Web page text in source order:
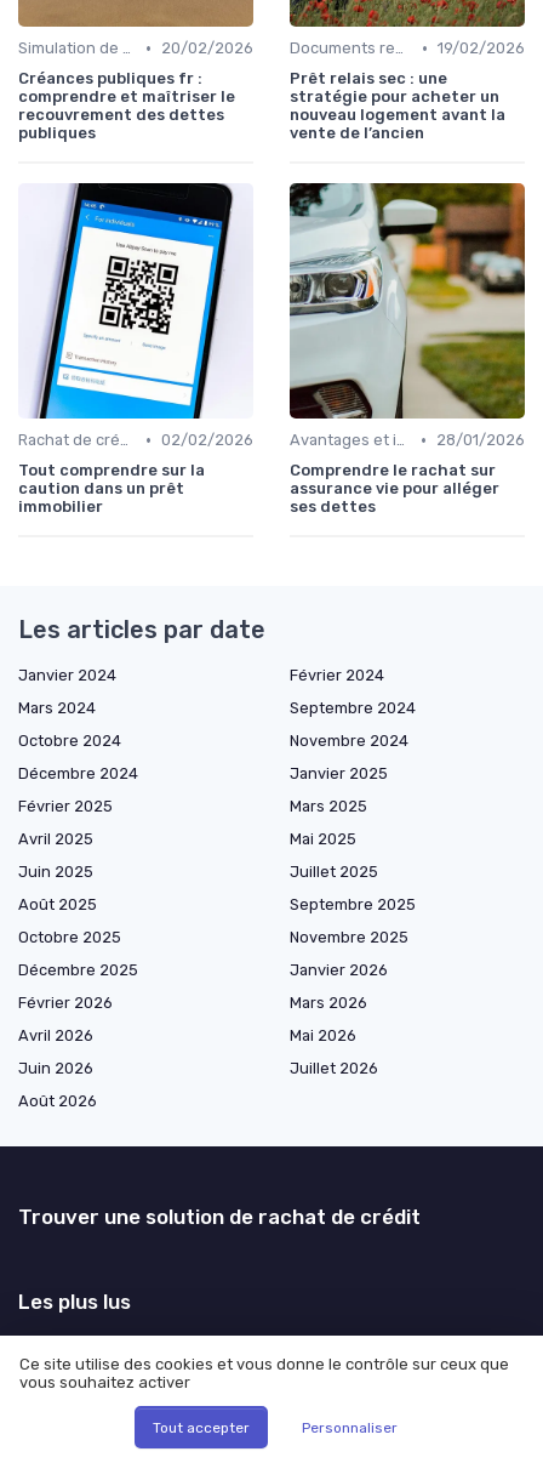
Simulation de rachat de crédit •
20/02/2026
Créances publiques fr :
comprendre et maîtriser le
recouvrement des dettes
publiques
Documents requis et démarches • 19/02/2026
Prêt relais sec : une
stratégie pour acheter un
nouveau logement avant la
vente de l’ancien
Rachat de crédit immobilier • 02/02/2026
Tout comprendre sur la
caution dans un prêt
immobilier
Avantages et inconvénients •
28/01/2026
Comprendre le rachat sur
assurance vie pour alléger
ses dettes
Les articles par date
Janvier 2024
Février 2024
Mars 2024
Septembre 2024
Octobre 2024
Novembre 2024
Décembre 2024
Janvier 2025
Février 2025
Mars 2025
Avril 2025
Mai 2025
Juin 2025
Juillet 2025
Août 2025
Septembre 2025
Octobre 2025
Novembre 2025
Décembre 2025
Janvier 2026
Février 2026
Mars 2026
Avril 2026
Mai 2026
Juin 2026
Juillet 2026
Août 2026
Trouver une solution de rachat de crédit
Les plus lus
conseils pratiques
Comment calculer le rachat de part de maison en cas de séparation
Ce site utilise des cookies et vous donne le contrôle sur ceux que
vous souhaitez activer
Tout accepter Personnaliser